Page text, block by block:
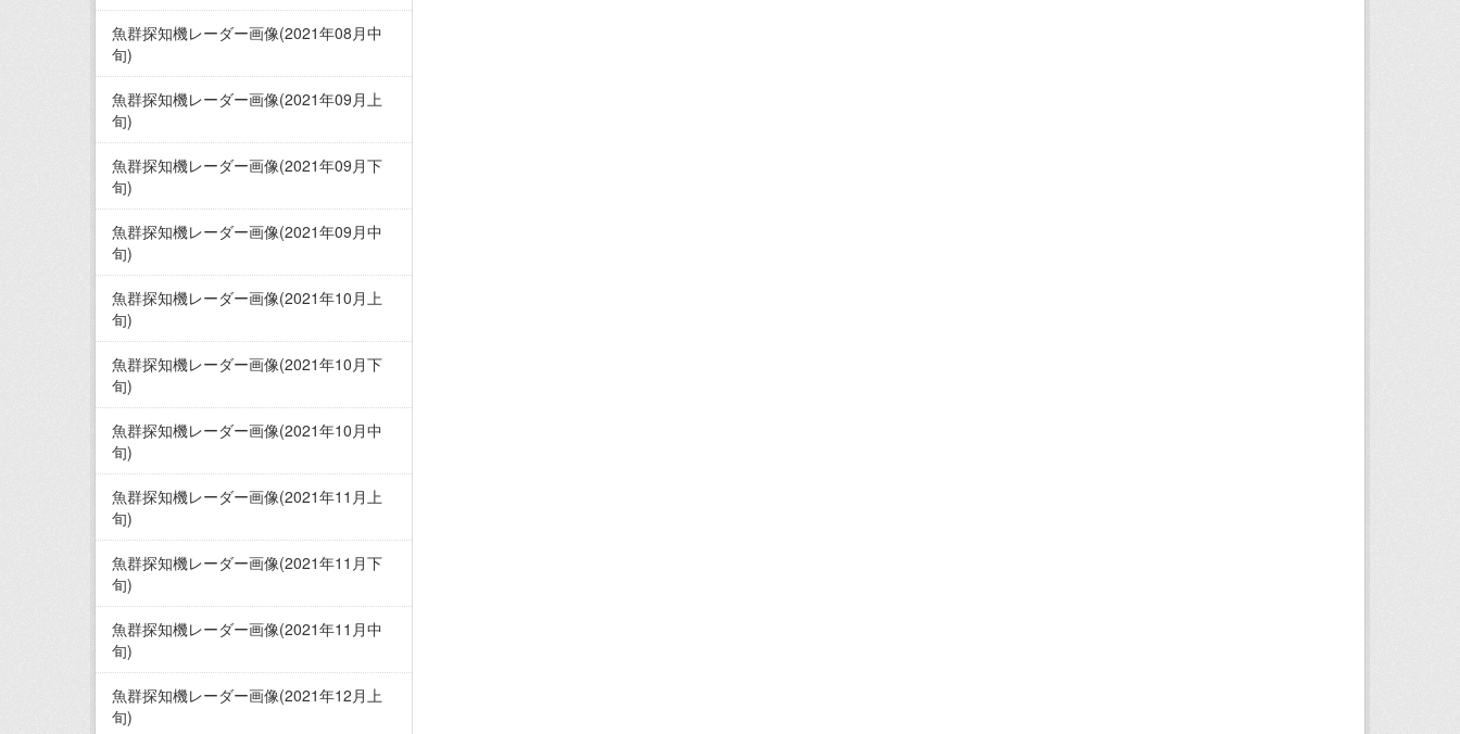
魚群探知機レーダー画像(2021年08月中
旬)
魚群探知機レーダー画像(2021年09月上
旬)
魚群探知機レーダー画像(2021年09月下
旬)
魚群探知機レーダー画像(2021年09月中
旬)
魚群探知機レーダー画像(2021年10月上
旬)
魚群探知機レーダー画像(2021年10月下
旬)
魚群探知機レーダー画像(2021年10月中
旬)
魚群探知機レーダー画像(2021年11月上
旬)
魚群探知機レーダー画像(2021年11月下
旬)
魚群探知機レーダー画像(2021年11月中
旬)
魚群探知機レーダー画像(2021年12月上
旬)